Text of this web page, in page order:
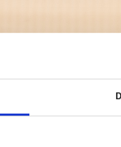
nostro mare in